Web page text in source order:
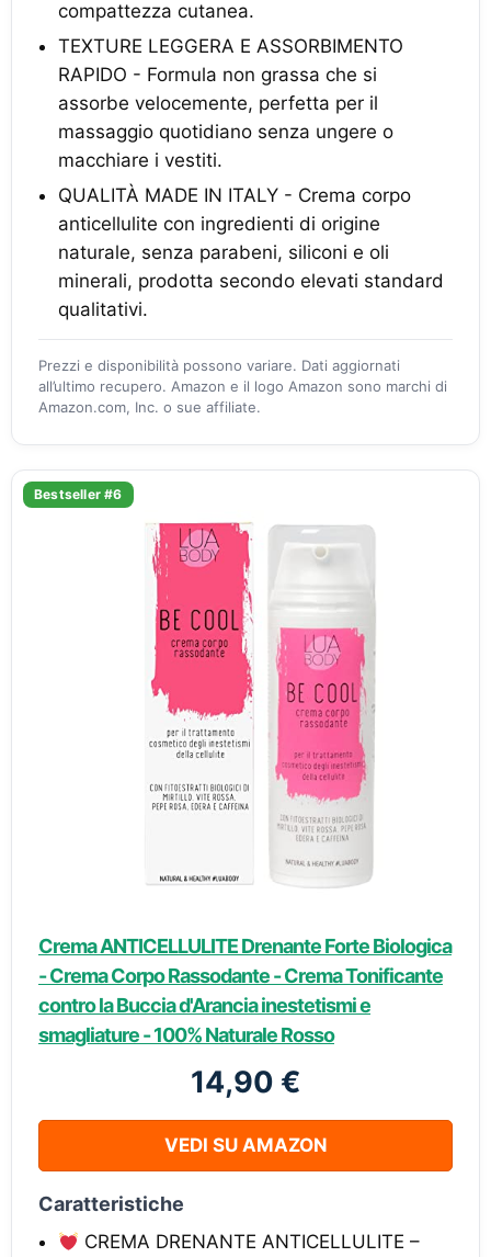
compattezza cutanea.
TEXTURE LEGGERA E ASSORBIMENTO
RAPIDO - Formula non grassa che si
assorbe velocemente, perfetta per il
massaggio quotidiano senza ungere o
macchiare i vestiti.
QUALITÀ MADE IN ITALY - Crema corpo
anticellulite con ingredienti di origine
naturale, senza parabeni, siliconi e oli
minerali, prodotta secondo elevati standard
qualitativi.
Prezzi e disponibilità possono variare. Dati aggiornati
all’ultimo recupero. Amazon e il logo Amazon sono marchi di
Amazon.com, Inc. o sue affiliate.
Bestseller #6
Crema ANTICELLULITE Drenante Forte Biologica
- Crema Corpo Rassodante - Crema Tonificante
contro la Buccia d'Arancia inestetismi e
smagliature - 100% Naturale Rosso
14,90 €
VEDI SU AMAZON
Caratteristiche
CREMA DRENANTE ANTICELLULITE –